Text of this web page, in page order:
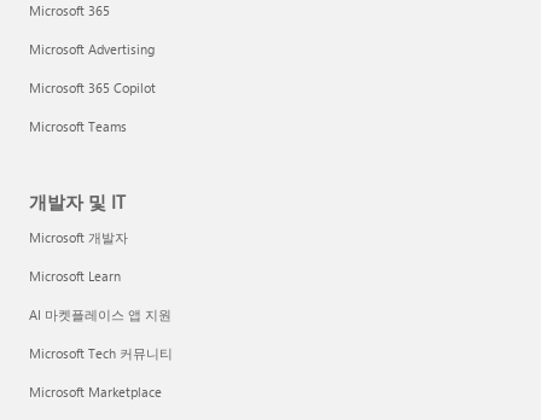
Microsoft 365
Microsoft Advertising
Microsoft 365 Copilot
Microsoft Teams
개발자 및 IT
Microsoft 개발자
Microsoft Learn
AI 마켓플레이스 앱 지원
Microsoft Tech 커뮤니티
Microsoft Marketplace